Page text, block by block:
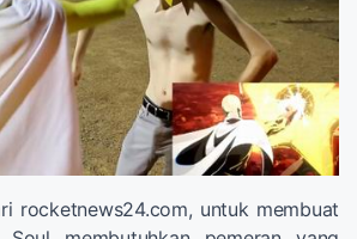
rocketnews24.com, untuk membuat